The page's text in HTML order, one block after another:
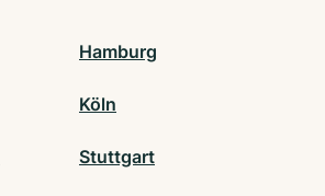
Hamburg
Köln
Stuttgart